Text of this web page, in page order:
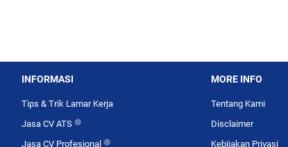
INFORMASI
Tips & Trik Lamar Kerja
Jasa CV ATS 🔴
Jasa CV Profesional 🔴
MORE INFO
Tentang Kami
Disclaimer
Kebijakan Privasi